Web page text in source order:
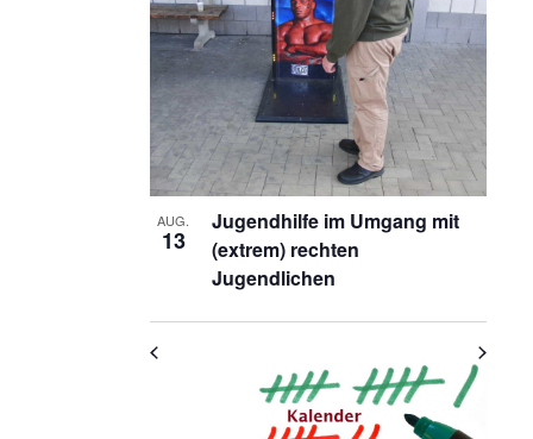
Veranstaltungen
in
Photo
View
AUG.
13
Jugendhilfe im Umgang mit
(extrem) rechten
Jugendlichen